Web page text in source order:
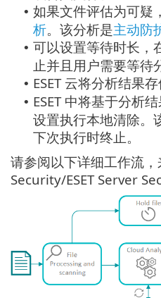
• 如果文件评估为可疑
析。该分析是主动防
• 可以设置等待时长，
止并且用户需要等待
• ESET 云将分析结果
• ESET 中将基于分析
设置执行本地清除。
下次执行时终止。
请参阅以下详细工作流
Security/ESET Server